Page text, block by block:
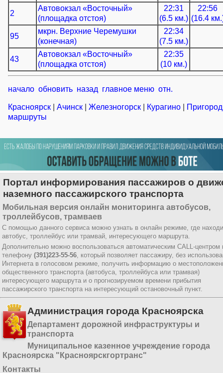
2
Автовокзал «Восточный»
(площадка отстоя)
22:31
(6.5 км.)
22:56
(16.4
95
мкрн. Верхние Черемушки
(конечная)
22:34
(7.5 км.)
43
Автовокзал «Восточный»
(площадка отстоя)
22:35
(10 км.)
начало обновить назад главное меню отн.
Красноярск Ачинск Железногорск Курагино
маршруты
Портал информирования пассажиров о
наземного пассажирского транспорта
Мобильная версия онлайн мониторинга автобусов,
троллейбусов, трамваев
С помощью данного сервиса можно узнать в онлайн режиме, где
автобус, троллейбус или трамвай, интересующего маршрута.
Дополнительно можно воспользоваться автоматическим CALL-центром
телефону (391)223-55-56, который позволяет пассажиру, без
Интернета в голосовом режиме, получить информацию о
общественного транспорта (автобуса, троллейбуса или трамвая)
интересующего маршрута и о прогнозируемом времени прибытия
пассажирского транспорта на интересующий остановочный пункт.
Администрация города Красноярска
Департамент дорожной инфраструктуры и
транспорта
Муниципальное казенное учреждение города
Красноярска "Красноярскгортранс"
Контакты